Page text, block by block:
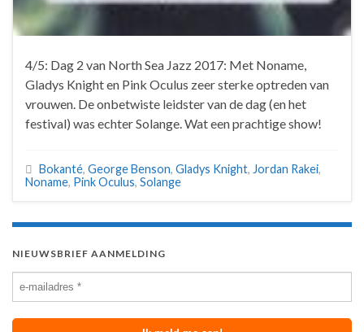
4/5: Dag 2 van North Sea Jazz 2017: Met Noname,
Gladys Knight en Pink Oculus zeer sterke optreden van
vrouwen. De onbetwiste leidster van de dag (en het
festival) was echter Solange. Wat een prachtige show!
Bokanté, George Benson, Gladys Knight, Jordan Rakei,
Noname, Pink Oculus, Solange
NIEUWSBRIEF AANMELDING